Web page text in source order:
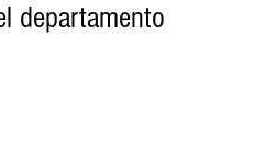
departamento